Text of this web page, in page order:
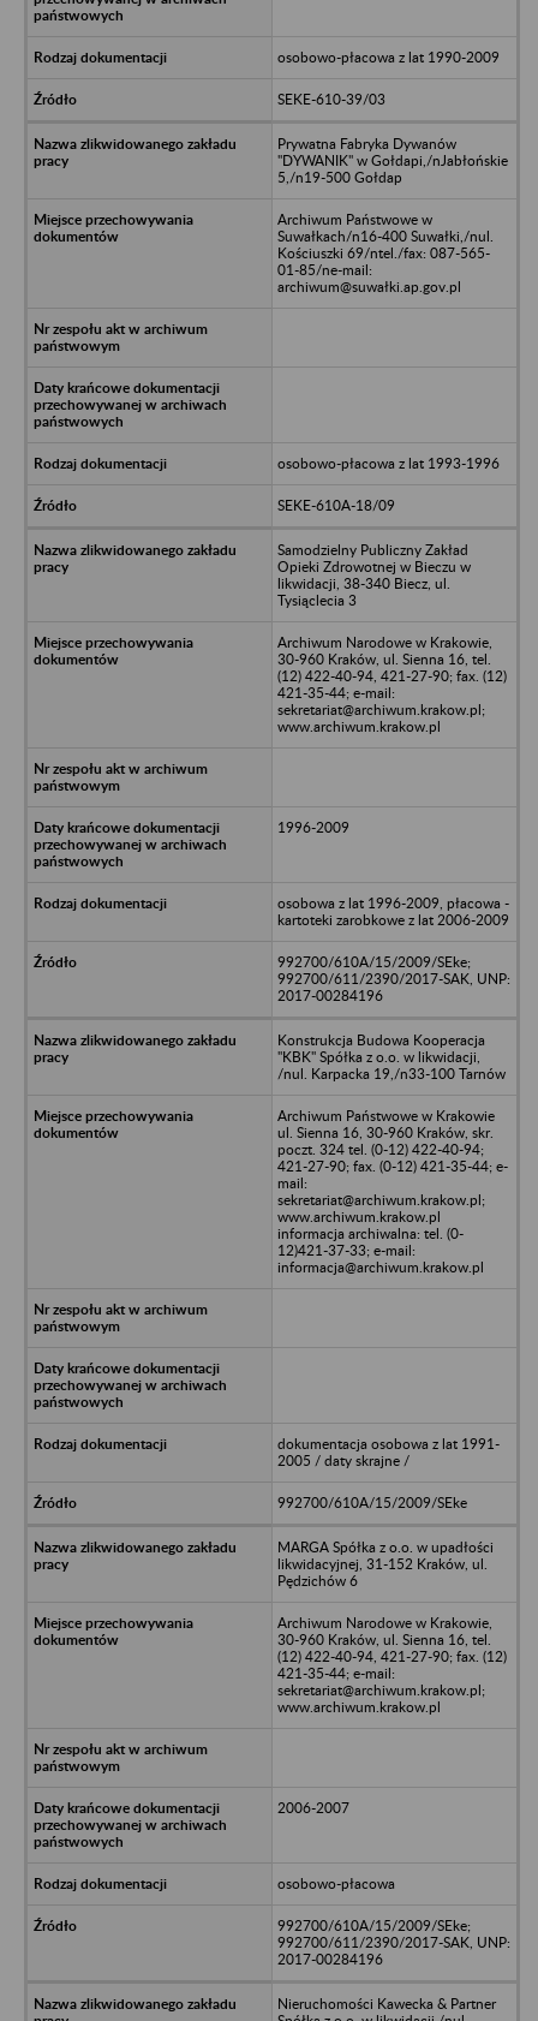
osobowo-płacowa z lat 1990-2009
SEKE-610-39/03
Prywatna Fabryka Dywanów
"DYWANIK" w Gołdapi,/nJabłońskie
5,/n19-500 Gołdap
Archiwum Państwowe w
Suwałkach/n16-400 Suwałki,/nul.
Kościuszki 69/ntel./fax: 087-565-
01-85/ne-mail:
archiwum@suwałki.ap.gov.pl
osobowo-płacowa z lat 1993-1996
SEKE-610A-18/09
Samodzielny Publiczny Zakład
Opieki Zdrowotnej w Bieczu w
likwidacji, 38-340 Biecz, ul.
Tysiąclecia 3
Archiwum Narodowe w Krakowie,
30-960 Kraków, ul. Sienna 16, tel.
(12) 422-40-94, 421-27-90; fax. (12)
421-35-44; e-mail:
sekretariat@archiwum.krakow.pl;
www.archiwum.krakow.pl
1996-2009
osobowa z lat 1996-2009, płacowa -
kartoteki zarobkowe z lat 2006-2009
992700/610A/15/2009/SEke;
992700/611/2390/2017-SAK, UNP:
2017-00284196
Konstrukcja Budowa Kooperacja
"KBK" Spółka z o.o. w likwidacji,
/nul. Karpacka 19,/n33-100 Tarnów
Archiwum Państwowe w Krakowie
ul. Sienna 16, 30-960 Kraków, skr.
poczt. 324 tel. (0-12) 422-40-94;
421-27-90; fax. (0-12) 421-35-44; e-
mail:
sekretariat@archiwum.krakow.pl;
www.archiwum.krakow.pl
informacja archiwalna: tel. (0-
12)421-37-33; e-mail:
informacja@archiwum.krakow.pl
dokumentacja osobowa z lat 1991-
2005 / daty skrajne /
992700/610A/15/2009/SEke
MARGA Spółka z o.o. w upadłości
likwidacyjnej, 31-152 Kraków, ul.
Pędzichów 6
Archiwum Narodowe w Krakowie,
30-960 Kraków, ul. Sienna 16, tel.
(12) 422-40-94, 421-27-90; fax. (12)
421-35-44; e-mail:
sekretariat@archiwum.krakow.pl;
www.archiwum.krakow.pl
2006-2007
osobowo-płacowa
992700/610A/15/2009/SEke;
992700/611/2390/2017-SAK, UNP:
2017-00284196
Nieruchomości Kawecka & Partner